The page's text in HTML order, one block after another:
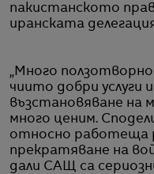
пакистанското
иранската
„Много
чиито добри услуги
възстановяване на
много ценим.
относно работеща
прекратяване на
дали САЩ са